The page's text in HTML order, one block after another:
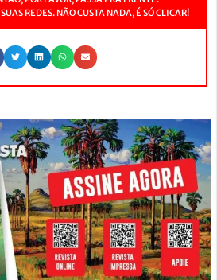
REDES. NÃO CUSTA NADA, É SÓ CLICAR!